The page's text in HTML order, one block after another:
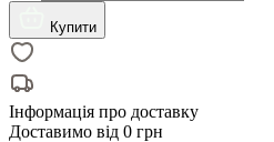
Купити
Інформація про доставку
Доставимо від 0 грн